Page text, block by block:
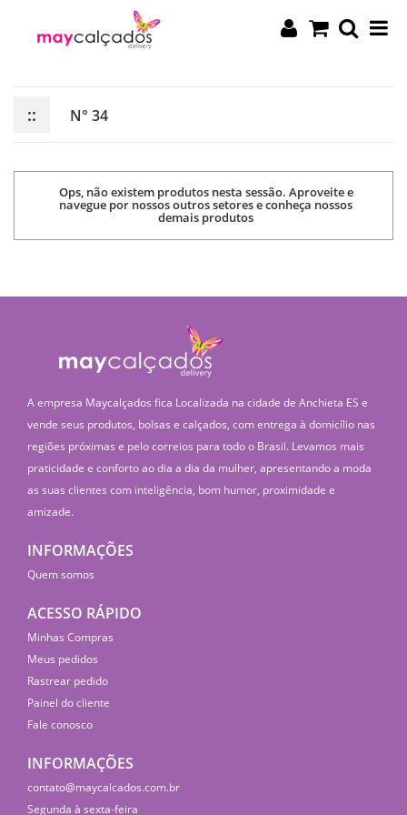
:: N° 34
Ops, não existem produtos nesta sessão. Aproveite e
navegue por nossos outros setores e conheça nossos
demais produtos
A empresa Maycalçados fica Localizada na cidade de Anchieta ES e
vende seus produtos, bolsas e calçados, com entrega à domicílio nas
regiões próximas e pelo correios para todo o Brasil. Levamos mais
praticidade e conforto ao dia a dia da mulher, apresentando a moda
as suas clientes com inteligência, bom humor, proximidade e
amizade.
INFORMAÇÕES
Quem somos
ACESSO RÁPIDO
Minhas Compras
Meus pedidos
Rastrear pedido
Painel do cliente
Fale conosco
INFORMAÇÕES
contato@maycalcados.com.br
Segunda à sexta-feira